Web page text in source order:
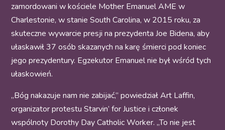
zamordowani w kościele Mother Emanuel AME w
Charlestonie, w stanie South Carolina, w 2015 roku, za
skuteczne wywarcie presji na prezydenta Joe Bidena, aby
ułaskawił 37 osób skazanych na karę śmierci pod koniec
jego prezydentury. Egzekutor Emanuel nie był wśród tych
ułaskowień.
„Bóg nakazuje nam nie zabijać,” powiedział Art Laffin,
organizator protestu Starvin’ for Justice i członek
wspólnoty Dorothy Day Catholic Worker. „To nie jest